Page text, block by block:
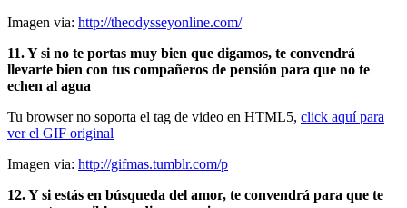
Imagen via: http://theodysseyonline.com/
11. Y si no te portas muy bien que digamos, te convendrá
llevarte bien con tus compañeros de pensión para que no te
echen al agua
Tu browser no soporta el tag de video en HTML5, click aquí para
ver el GIF original
Imagen via: http://gifmas.tumblr.com/p
12. Y si estás en búsqueda del amor, te convendrá para que te